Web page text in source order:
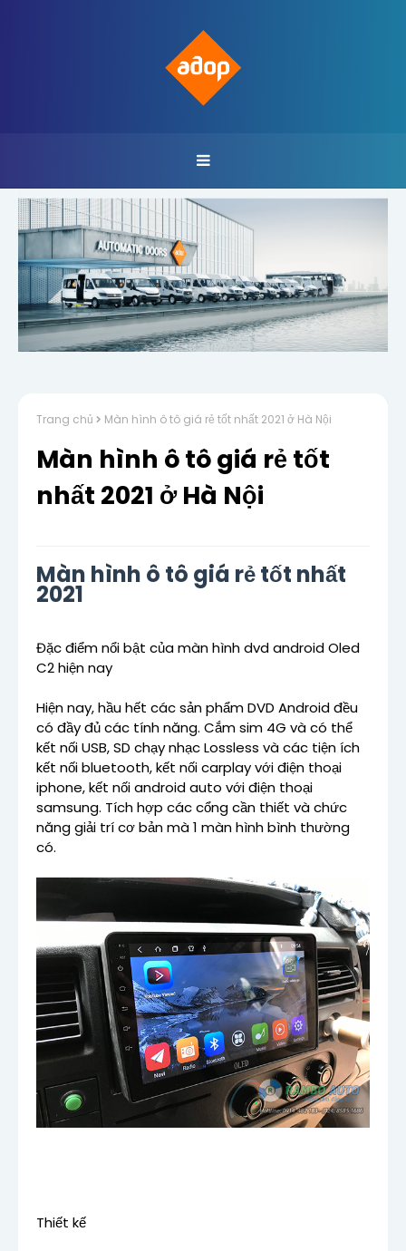
Trang chủ Màn hình ô tô giá rẻ tốt nhất 2021 ở Hà Nội
Màn hình ô tô giá rẻ tốt
nhất 2021 ở Hà Nội
Màn hình ô tô giá rẻ tốt nhất
2021
Đặc điểm nổi bật của màn hình dvd android Oled
C2 hiện nay
Hiện nay, hầu hết các sản phẩm DVD Android đều
có đầy đủ các tính năng. Cắm sim 4G và có thể
kết nối USB, SD chạy nhạc Lossless và các tiện ích
kết nối bluetooth, kết nối carplay với điện thoại
iphone, kết nối android auto với điện thoại
samsung. Tích hợp các cổng cần thiết và chức
năng giải trí cơ bản mà 1 màn hình bình thường
có.
Thiết kế